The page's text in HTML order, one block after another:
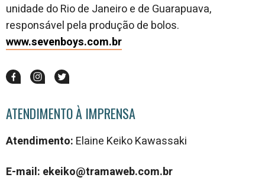
unidade do Rio de Janeiro e de Guarapuava,
responsável pela produção de bolos.
www.sevenboys.com.br
ATENDIMENTO À IMPRENSA
Atendimento: Elaine Keiko Kawassaki
E-mail: ekeiko@tramaweb.com.br